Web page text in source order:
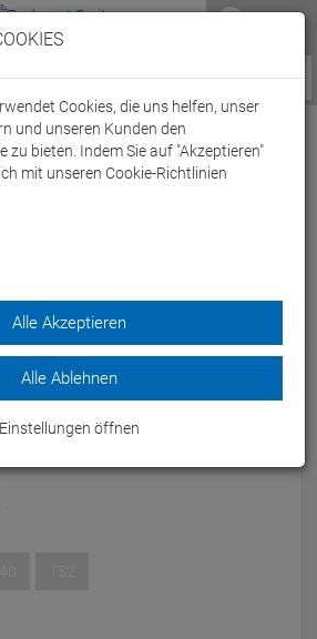
Service / Hilfe
Powerskin ST 2.0
FBSL, Open Back - 128
| EAN: 3468335756554
2.0 markiert eine neue Generation
Arena-Hochleistungs-Rennanzug.
Cookies, die uns helfen, unser
und unseren Kunden den
zu bieten. Indem Sie auf "Akzeptieren"
mit unseren Cookie-Richtlinien
Alle Akzeptieren
Alle Ablehnen
Einstellungen öffnen